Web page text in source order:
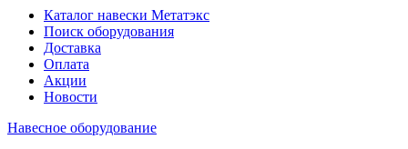
Каталог навески Метатэкс
Поиск оборудования
Доставка
Оплата
Акции
Новости
Навесное оборудование